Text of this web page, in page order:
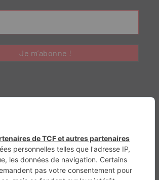
Mag Trail Adventure Trial Mag Sport-Bikes
CPPRESSE Maisons A Vivre